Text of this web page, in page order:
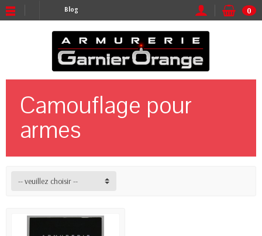
Blog 0
Camouflage pour
armes
-- veuillez choisir --